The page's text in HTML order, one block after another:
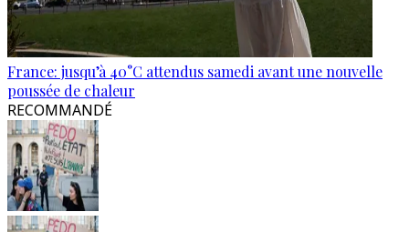
France: jusqu’à 40°C attendus samedi avant une nouvelle
poussée de chaleur
RECOMMANDÉ